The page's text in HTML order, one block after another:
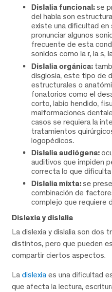
Dislalia funcional:se
del habla son
existe una dificultad en
pronunciar algunos
frecuente de esta
sonidos como la r, la s,
Dislalia orgánica:
disglosia, este tipo de
estructurales o
fonatorios como el
corto, labio hendido,
malformaciones
casos se requiera la
tratamientos
logopédicos.
Dislalia audiógena:
auditivos que impiden
correcta lo que dificulta
Dislalia mixta:se
combinación de
complejo que requiere
Dislexia y dislalia
La dislexia y dislalia son dos
distintos, pero que pueden
compartir ciertos aspectos.
La dislexia es una dificultad
que afecta la lectura,